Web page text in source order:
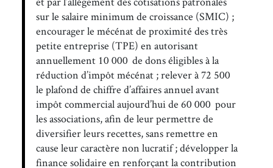
sur le salaire minimum de croissance (SMIC) ;
encourager le mécénat de proximité des très
petite entreprise (TPE) en autorisant
annuellement 10 000 de dons éligibles à la
réduction d’impôt mécénat ; relever à 72 500
le plafond de chiffre d’affaires annuel avant
impôt commercial aujourd’hui de 60 000 pour
les associations, afin de leur permettre de
diversifier leurs recettes, sans remettre en
cause leur caractère non lucratif ; développer la
finance solidaire en renforçant la contribution